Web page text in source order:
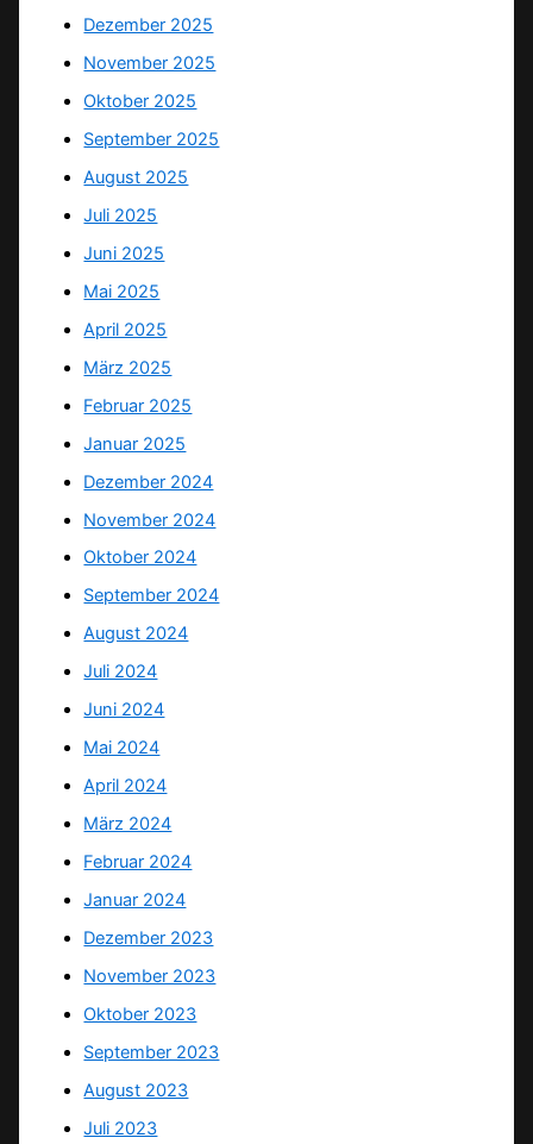
Dezember 2025
November 2025
Oktober 2025
September 2025
August 2025
Juli 2025
Juni 2025
Mai 2025
April 2025
März 2025
Februar 2025
Januar 2025
Dezember 2024
November 2024
Oktober 2024
September 2024
August 2024
Juli 2024
Juni 2024
Mai 2024
April 2024
März 2024
Februar 2024
Januar 2024
Dezember 2023
November 2023
Oktober 2023
September 2023
August 2023
Juli 2023